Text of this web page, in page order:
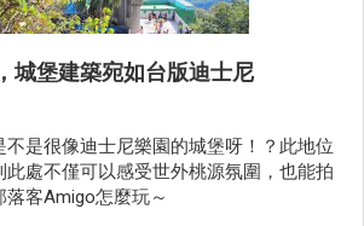
城堡建築宛如台版迪士尼
不是很像迪士尼樂園的城堡呀！？此地位
此處不僅可以感受世外桃源氛圍，也能拍
客Amigo怎麼玩～